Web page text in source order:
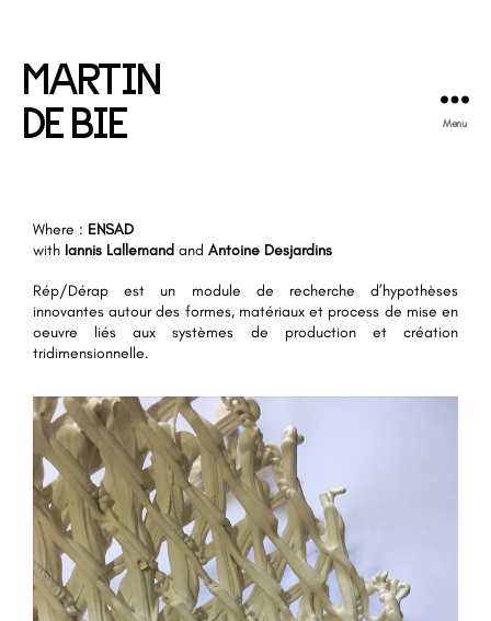
MARTIN
DE BIE
Menu
Where : ENSAD
with Iannis Lallemand and Antoine Desjardins
Rép/Dérap est un module de recherche d’hypothèses
innovantes autour des formes, matériaux et process de mise en
oeuvre liés aux systèmes de production et création
tridimensionnelle.